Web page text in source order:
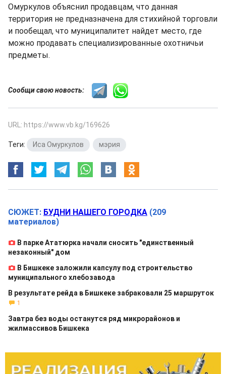
Омуркулов объяснил продавцам, что данная
территория не предназначена для стихийной торговли
и пообещал, что муниципалитет найдет место, где
можно продавать специализированные охотничьи
предметы.
Сообщи свою новость:
URL: https://www.vb.kg/169626
Теги: Иса Омуркулов мэрия
СЮЖЕТ: БУДНИ НАШЕГО ГОРОДКА (209
материалов)
В парке Ататюрка начали сносить "единственный
незаконный" дом
В Бишкеке заложили капсулу под строительство
муниципального хлебозавода
В результате рейда в Бишкеке забраковали 25 маршруток
1
Завтра без воды останутся ряд микрорайонов и
жилмассивов Бишкека